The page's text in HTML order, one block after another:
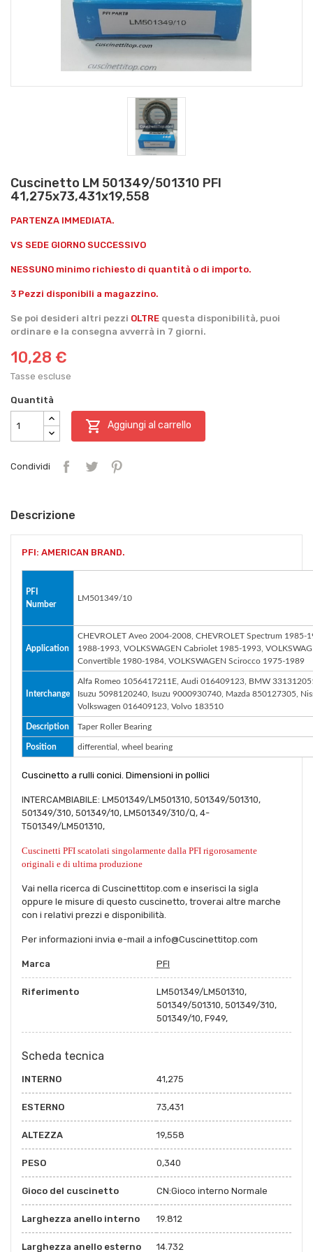
Cuscinetto LM 501349/501310 PFI
41,275x73,431x19,558
PARTENZA IMMEDIATA.
VS SEDE GIORNO SUCCESSIVO
NESSUNO minimo richiesto di quantità o di importo.
3 Pezzi disponibili a magazzino.
Se poi desideri altri pezzi OLTRE questa disponibilità, puoi
ordinare e la consegna avverrà in 7 giorni.
10,28 €
Tasse escluse
Quantità
 Aggiungi al carrello
Condividi
Descrizione
PFI: AMERICAN BRAND.
PFI
Number
LM501349/10
Application
CHEVROLET Aveo 2004-2008, CHEVROLET Spectrum
1988-1993, VOLKSWAGEN Cabriolet 1985-1993,
Convertible 1980-1984, VOLKSWAGEN Scirocco 1975-1989
Interchange
Alfa Romeo 1056417211E, Audi 016409123, BMW
Isuzu 5098120240, Isuzu 9000930740, Mazda 850127305,
Volkswagen 016409123, Volvo 183510
Description Taper Roller Bearing
Position differential, wheel bearing
Cuscinetto a rulli conici. Dimensioni in pollici
INTERCAMBIABILE: LM501349/LM501310, 501349/501310,
501349/310, 501349/10, LM501349/310/Q, 4-
T501349/LM501310,
Cuscinetti PFI scatolati singolarmente dalla PFI rigorosamente
originali e di ultima produzione
Vai nella ricerca di Cuscinettitop.com e inserisci la sigla
oppure le misure di questo cuscinetto, troverai altre marche
con i relativi prezzi e disponibilità.
Per informazioni invia e-mail a info@Cuscinettitop.com
Marca PFI
Riferimento
LM501349/LM501310,
501349/501310, 501349/310,
501349/10, F949,
Scheda tecnica
INTERNO 41,275
ESTERNO 73,431
ALTEZZA 19,558
PESO 0,340
Gioco del cuscinetto CN:Gioco interno Normale
Larghezza anello interno 19.812
Larghezza anello esterno 14.732